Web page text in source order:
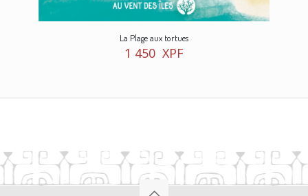
La Plage aux tortues
1 450 XPF